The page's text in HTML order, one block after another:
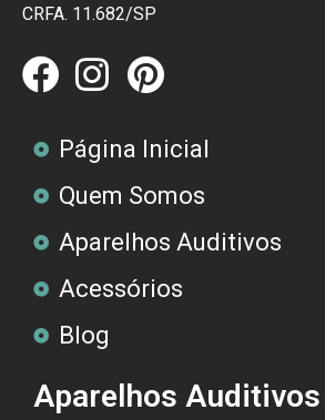
CRFA. 11.682/SP
Página Inicial
Quem Somos
Aparelhos Auditivos
Acessórios
Blog
Aparelhos Auditivos